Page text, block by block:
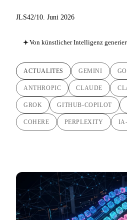
JLS42/10. Juni 2026
Von künstlicher Intelligenz
ACTUALITES GEMINI
ANTHROPIC CLAUDE
GROK GITHUB-COPILOT
COHERE PERPLEXITY